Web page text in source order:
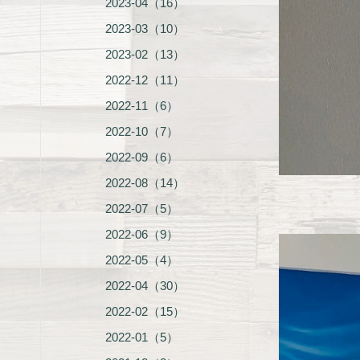
2023-04（16）
2023-03（10）
2023-02（13）
2022-12（11）
2022-11（6）
2022-10（7）
2022-09（6）
2022-08（14）
2022-07（5）
2022-06（9）
2022-05（4）
2022-04（30）
2022-02（15）
2022-01（5）